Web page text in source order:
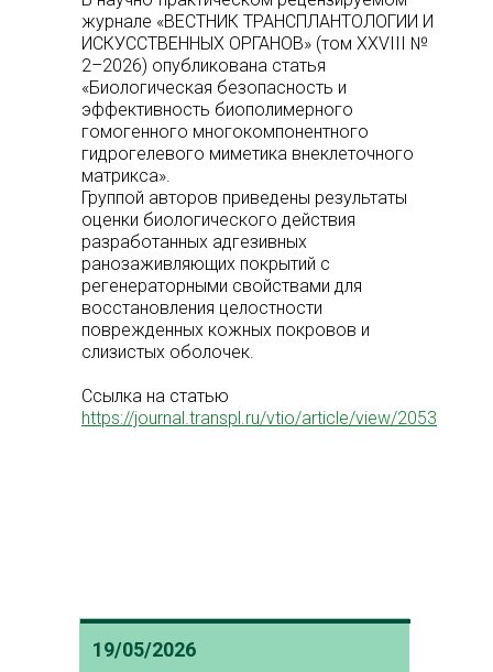
журнале «ВЕСТНИК ТРАНСПЛАНТОЛОГИИ И
ИСКУССТВЕННЫХ ОРГАНОВ» (том XXVIII №
2–2026) опубликована статья
«Биологическая безопасность и
эффективность биополимерного
гомогенного многокомпонентного
гидрогелевого миметика внеклеточного
матрикса».
Группой авторов приведены результаты
оценки биологического действия
разработанных адгезивных
ранозаживляющих покрытий с
регенераторными свойствами для
восстановления целостности
поврежденных кожных покровов и
слизистых оболочек.
Ссылка на статью
https://journal.transpl.ru/vtio/article/view/2053
19/05/2026